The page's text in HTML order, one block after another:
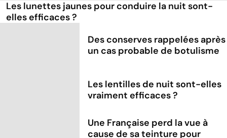
Les lunettes jaunes pour conduire la nuit sont-
elles efficaces ?
Des conserves rappelées après
un cas probable de botulisme
Les lentilles de nuit sont-elles
vraiment efficaces ?
Une Française perd la vue à
cause de sa teinture pour